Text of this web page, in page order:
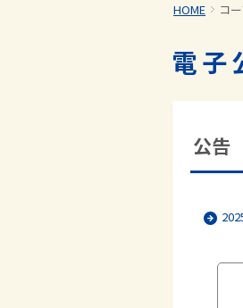
HOME コ
電子
公告